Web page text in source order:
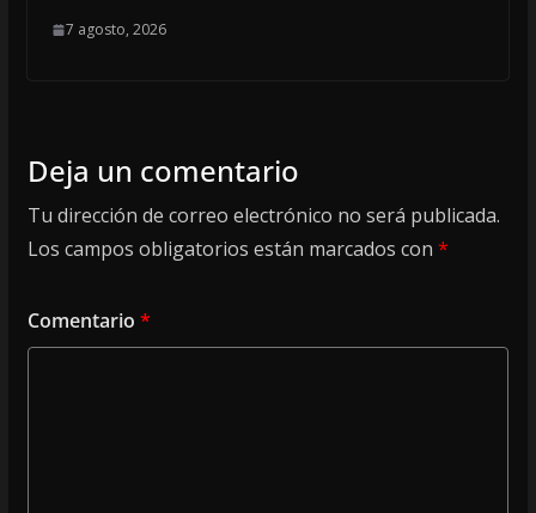
7 agosto, 2026
Deja un comentario
Tu dirección de correo electrónico no será publicada.
Los campos obligatorios están marcados con *
Comentario *